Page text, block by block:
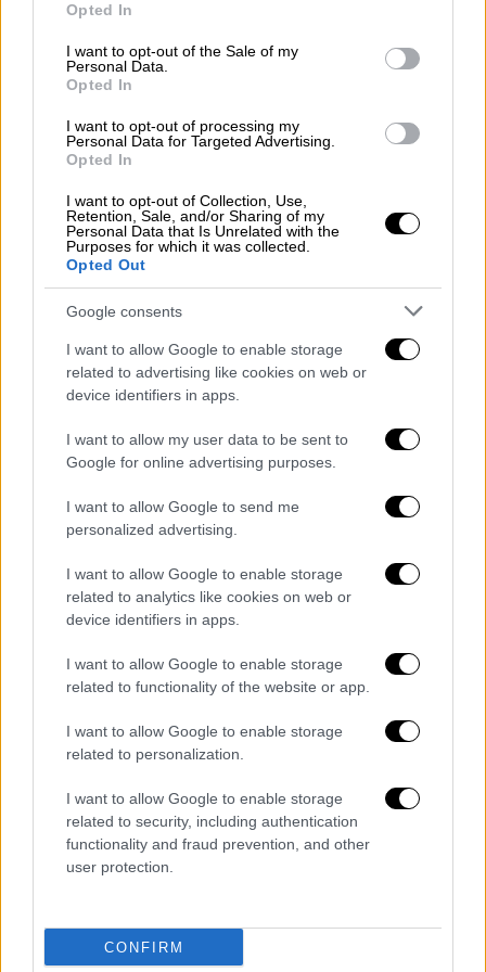
use your data for below specified purposes in below Google
consent section.
Opted In
I want to opt-out of the Sale of my
Personal Data.
Opted In
I want to opt-out of processing my
Personal Data for Targeted Advertising.
Opted In
I want to opt-out of Collection, Use,
Retention, Sale, and/or Sharing of my
Personal Data that Is Unrelated with the
Purposes for which it was collected.
Opted Out
Google consents
I want to allow Google to enable storage
related to advertising like cookies on web or
device identifiers in apps.
I want to allow my user data to be sent to
Google for online advertising purposes.
I want to allow Google to send me
personalized advertising.
I want to allow Google to enable storage
related to analytics like cookies on web or
device identifiers in apps.
I want to allow Google to enable storage
related to functionality of the website or app.
I want to allow Google to enable storage
related to personalization.
I want to allow Google to enable storage
related to security, including authentication
functionality and fraud prevention, and other
user protection.
CONFIRM
ελαφρύνει τη θέση του, ξεκαθάρισε ότι
έχει καμία σχέση με ναρκωτικές ουσίες
ανέφερε πωςμετανιώνει βαθύτατα
για την
κατάληξη και στάθηκε στο γεγονός ότι
παραδόθηκε αυτοβούλως.
Πλέοναναμένεται να απολογηθεί
πρωί της Τρίτης (28/4), παραμένοντας μέχρι
τότευπό κράτηση στη ναυτική βάση του
Σκαραμαγκά.
Τι δείχνουν τα στοιχεία
στοιχεία που έχουν συγκεντρώσει οι
διαφορετική εικόνα για τις ώρες που
παρέα των τεσσάρων νεαρών
απομονώθηκε σε ένα δωμάτιο ξενοδοχείου,
όπου συζήτησαν εκτενώςτο τι είχε συμβεί.
Εκεί κατανάλωσαν φαγητό και ποτό,
διανυκτέρευσαν και το επόμενο πρωί
μην υπήρχε κανένα πρόβλημα. Αυτή η
συλλογική αντίδραση